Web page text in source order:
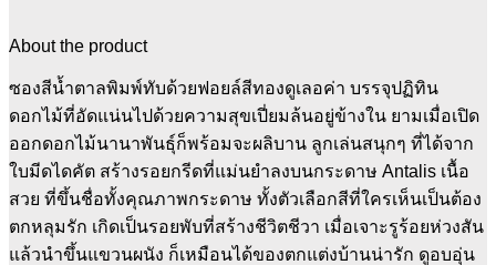
About the product
ซองสีน้ำตาลพิมพ์ทับด้วยฟอยล์สีทองดูเลอค่า บรรจุปฏิทิน
ดอกไม้ที่อัดแน่นไปด้วยความสุขเปี่ยมล้นอยู่ข้างใน ยามเมื่อเปิด
ออกดอกไม้นานาพันธุ์ก็พร้อมจะผลิบาน ลูกเล่นสนุกๆ ที่ได้จาก
ใบมีดไดคัต สร้างรอยกรีดที่แม่นยำลงบนกระดาษ Antalis เนื้อ
สวย ที่ขึ้นชื่อทั้งคุณภาพกระดาษ ทั้งตัวเลือกสีที่ใครเห็นเป็นต้อง
ตกหลุมรัก เกิดเป็นรอยพับที่สร้างชีวิตชีวา เมื่อเจาะรูร้อยห่วงสัน
แล้วนำขึ้นแขวนผนัง ก็เหมือนได้ของตกแต่งบ้านน่ารัก ดูอบอุ่น